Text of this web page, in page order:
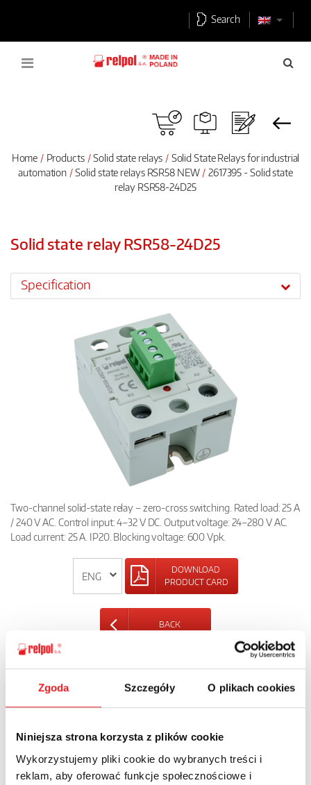
Zgoda Szczegóły O plikach cookies
Niniejsza strona korzysta z plików cookie
Wykorzystujemy pliki cookie do wybranych treści i
reklam, aby oferować funkcje społecznościowe i
Search
Home Products Solid state relays
Solid State Relays for industrial
automation
Solid state relays RSR58 NEW
2617395 - Solid state
relay RSR58-24D25
Solid state relay RSR58-24D25
Specification
Two-channel solid-state relay – zero-cross switching. Rated load: 25 A
/ 240 V AC. Control input: 4–32 V DC. Output voltage: 24–280 V AC.
Load current: 25 A. IP20. Blocking voltage: 600 Vpk.
DOWNLOAD
PRODUCT CARD
BACK
Ask for the details of the offer
Name: *